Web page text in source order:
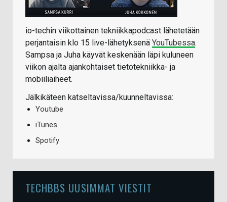
io-techin viikottainen tekniikkapodcast lähetetään
perjantaisin klo 15 live-lähetyksenä YouTubessa.
Sampsa ja Juha käyvät keskenään läpi kuluneen
viikon ajalta ajankohtaiset tietotekniikka- ja
mobiiliaiheet.
Jälkikäteen katseltavissa/kuunneltavissa:
Youtube
iTunes
Spotify
TECHBBS UUSIMMAT VIESTIT